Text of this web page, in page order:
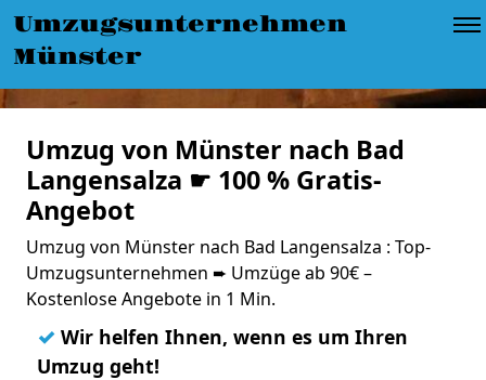
Umzugsunternehmen
Münster
Umzug von Münster nach Bad
Langensalza ☛ 100 % Gratis-
Angebot
Umzug von Münster nach Bad Langensalza : Top-
Umzugsunternehmen ➨ Umzüge ab 90€ –
Kostenlose Angebote in 1 Min.
✓ Wir helfen Ihnen, wenn es um Ihren
Umzug geht!